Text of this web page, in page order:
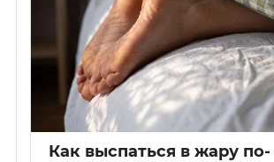
Как выспаться в жару по-